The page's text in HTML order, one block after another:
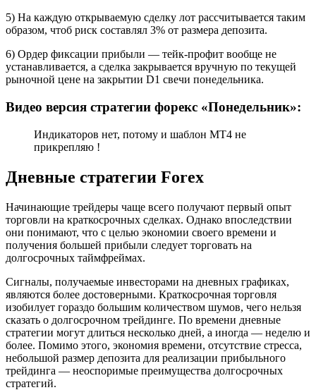
5) На каждую открываемую сделку лот рассчитывается таким
образом, чтоб риск составлял 3% от размера депозита.
6) Ордер фиксации прибыли — тейк-профит вообще не
устанавливается, а сделка закрывается вручную по текущей
рыночной цене на закрытии D1 свечи понедельника.
Видео версия стратегии форекс «Понедельник»:
Индикаторов нет, потому и шаблон МТ4 не
прикрепляю !
Дневные стратегии Forex
Начинающие трейдеры чаще всего получают первый опыт
торговли на краткосрочных сделках. Однако впоследствии
они понимают, что с целью экономии своего времени и
получения большей прибыли следует торговать на
долгосрочных таймфреймах.
Сигналы, получаемые инвесторами на дневных графиках,
являются более достоверными. Краткосрочная торговля
изобилует гораздо большим количеством шумов, чего нельзя
сказать о долгосрочном трейдинге. По времени дневные
стратегии могут длиться несколько дней, а иногда — неделю и
более. Помимо этого, экономия времени, отсутствие стресса,
небольшой размер депозита для реализации прибыльного
трейдинга — неоспоримые преимущества долгосрочных
стратегий.